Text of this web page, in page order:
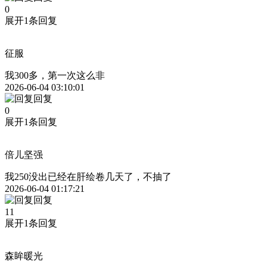
0
展开1条回复
征服
我300多，第一次这么非
2026-06-04 03:10:01
回复
0
展开1条回复
倍儿坚强
我250没出已经在肝绘卷几天了，不抽了
2026-06-04 01:17:21
回复
11
展开1条回复
森眸暖光